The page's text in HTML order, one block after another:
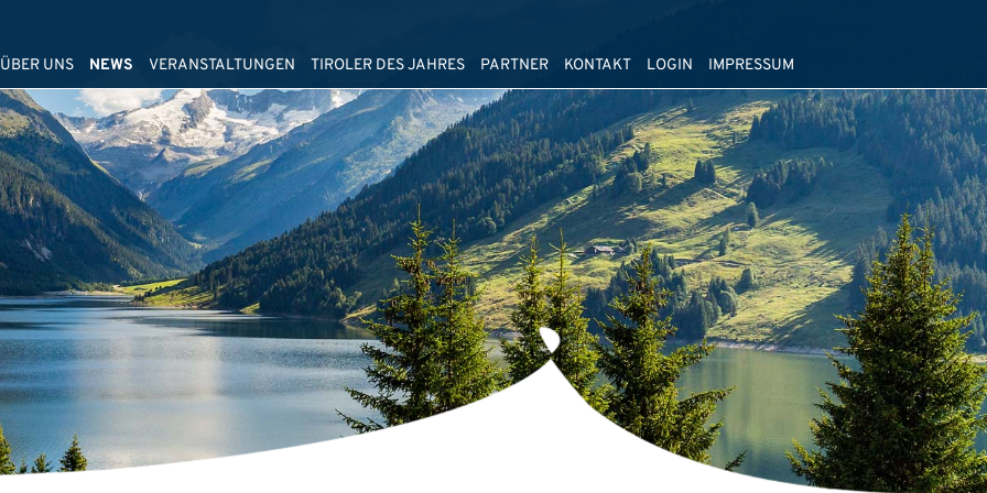
ÜBER UNS NEWS VERANSTALTUNGEN TIROLER DES JAHRES PARTNER KONTAKT LOGIN IMPRESSUM